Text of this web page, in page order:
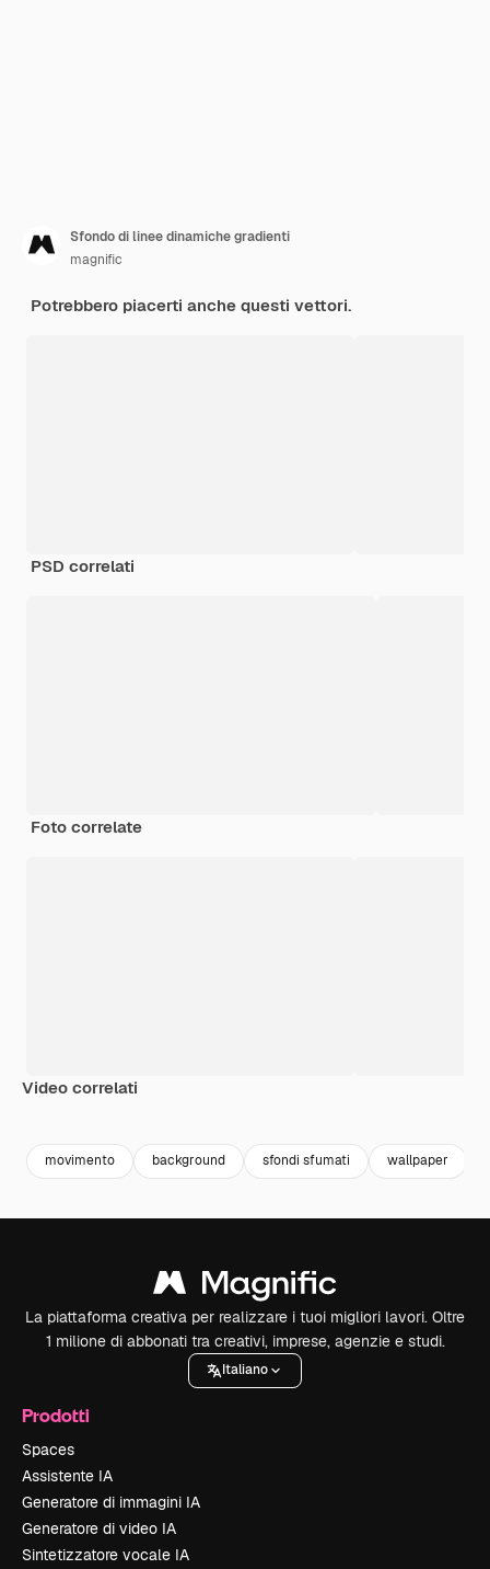
Sfondo di linee dinamiche gradienti
magnific
Potrebbero piacerti anche questi vettori.
PSD correlati
Foto correlate
Video correlati
movimento background sfondi sfumati wallpaper
La piattaforma creativa per realizzare i tuoi migliori lavori. Oltre
1 milione di abbonati tra creativi, imprese, agenzie e studi.
Italiano
Prodotti
Spaces
Assistente IA
Generatore di immagini IA
Generatore di video IA
Sintetizzatore vocale IA